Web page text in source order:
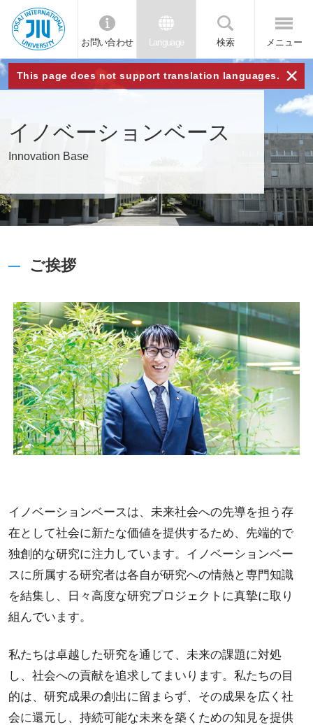
JIU 城西国
際大学
お問い合わせ Language 検索 メニュー
This page does not support translation languages. ×
イノベーションベース
Innovation Base
ご挨拶
イノベーションベースは、未来社会への先導を担う存
在として社会に新たな価値を提供するため、先端的で
独創的な研究に注力しています。イノベーションベー
スに所属する研究者は各自が研究への情熱と専門知識
を結集し、日々高度な研究プロジェクトに真摯に取り
組んでいます。
私たちは卓越した研究を通じて、未来の課題に対処
し、社会への貢献を追求してまいります。私たちの目
的は、研究成果の創出に留まらず、その成果を広く社
会に還元し、持続可能な未来を築くための知見を提供